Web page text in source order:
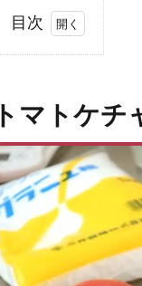
目次
ト
ケ
チ
ャ
ッ
の
トマトケチ